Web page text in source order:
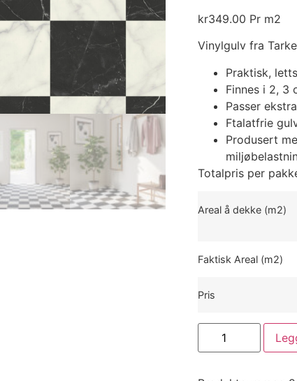
kr349.00 Pr m2
Vinylgulv fra
Praktisk,
Finnes i 2, 3
Passer
Ftalatfrie
Produsert
Totalpris per
Areal å dekke (m2)
Faktisk Areal (m2)
Pris